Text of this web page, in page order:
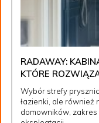
RADAWAY:
KTÓRE
Wybór strefy
łazienki, ale również
domowników,